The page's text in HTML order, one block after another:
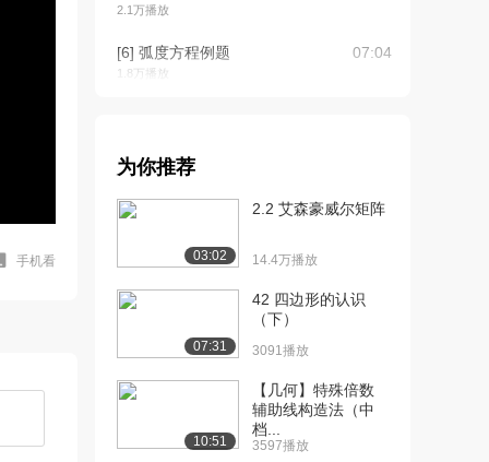
手机看
2.1万播放
[6] 弧度方程例题
1.8万播放
07:04
[8] 圆内接四边形对角互补
的例题
[9] 证明圆内接四边形对角
互补
1.8万播放
[10] 证明过切点的半径垂
直于切线
1.6万播放
[11] 圆外一点作切线段
为你推荐
03:02
2.2 艾森豪威尔矩阵
14.4万播放
07:31
42 四边形的认识
（下）
3091播放
10:51
【几何】特殊倍数
辅助线构造法（中
档...
3597播放